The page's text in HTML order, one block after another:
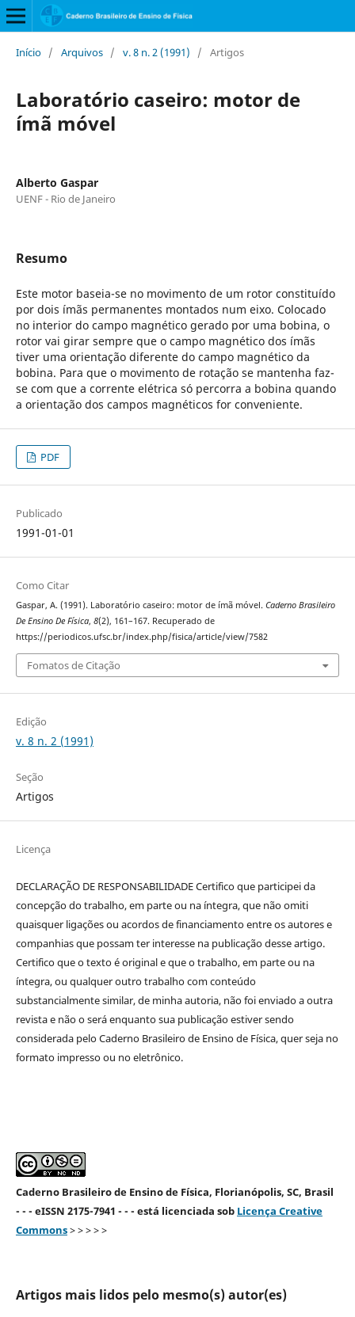
Início / Arquivos / v. 8 n. 2 (1991) / Artigos
Laboratório caseiro: motor de
ímã móvel
Alberto Gaspar
UENF - Rio de Janeiro
Resumo
Este motor baseia-se no movimento de um rotor constituído
por dois ímãs permanentes montados num eixo. Colocado
no interior do campo magnético gerado por uma bobina, o
rotor vai girar sempre que o campo magnético dos ímãs
tiver uma orientação diferente do campo magnético da
bobina. Para que o movimento de rotação se mantenha faz-
se com que a corrente elétrica só percorra a bobina quando
a orientação dos campos magnéticos for conveniente.
PDF
Publicado
1991-01-01
Como Citar
Gaspar, A. (1991). Laboratório caseiro: motor de ímã móvel. Caderno Brasileiro
De Ensino De Física, 8(2), 161–167. Recuperado de
https://periodicos.ufsc.br/index.php/fisica/article/view/7582
Fomatos de Citação
Edição
v. 8 n. 2 (1991)
Seção
Artigos
Licença
DECLARAÇÃO DE RESPONSABILIDADE Certifico que participei da
concepção do trabalho, em parte ou na íntegra, que não omiti
quaisquer ligações ou acordos de financiamento entre os autores e
companhias que possam ter interesse na publicação desse artigo.
Certifico que o texto é original e que o trabalho, em parte ou na
íntegra, ou qualquer outro trabalho com conteúdo
substancialmente similar, de minha autoria, não foi enviado a outra
revista e não o será enquanto sua publicação estiver sendo
considerada pelo Caderno Brasileiro de Ensino de Física, quer seja no
formato impresso ou no eletrônico.
Caderno Brasileiro de Ensino de Física, Florianópolis, SC, Brasil
- - - eISSN 2175-7941 - - - está licenciada sob Licença Creative
Commons> > > > >
Artigos mais lidos pelo mesmo(s) autor(es)